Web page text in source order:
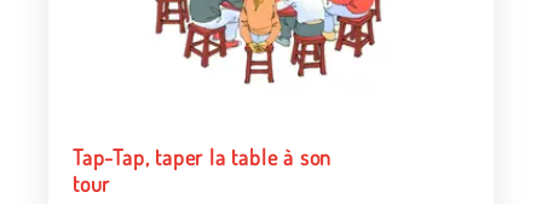
Tap-Tap, taper la table à son
tour